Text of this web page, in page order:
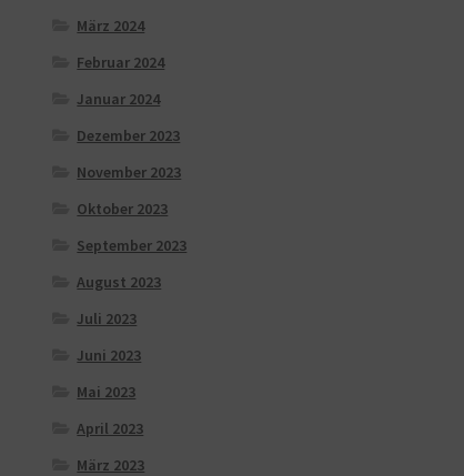
März 2024
Februar 2024
Januar 2024
Dezember 2023
November 2023
Oktober 2023
September 2023
August 2023
Juli 2023
Juni 2023
Mai 2023
April 2023
März 2023